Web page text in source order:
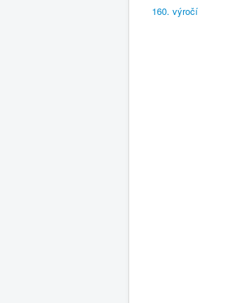
160. výročí